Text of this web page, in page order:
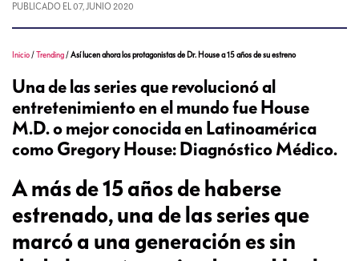
PUBLICADO EL 07, JUNIO 2020
Inicio /Trending /Así lucen ahora los protagonistas de Dr. House a 15 años de su estreno
Una de las series que revolucionó al
entretenimiento en el mundo fue House
M.D. o mejor conocida en Latinoamérica
como Gregory House: Diagnóstico Médico.
A más de 15 años de haberse
estrenado, una de las series que
marcó a una generación es sin